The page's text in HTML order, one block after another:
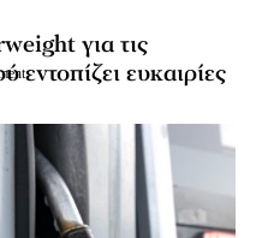
για τις
ευκαιρίες